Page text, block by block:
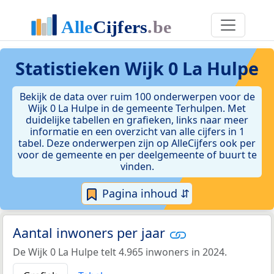
Statistieken Wijk 0 La Hulpe
Bekijk de data over ruim 100 onderwerpen voor de
Wijk 0 La Hulpe in de gemeente Terhulpen. Met
duidelijke tabellen en grafieken, links naar meer
informatie en een overzicht van alle cijfers in 1
tabel. Deze onderwerpen zijn op AlleCijfers ook per
voor de gemeente en per deelgemeente of buurt te
vinden.
Pagina inhoud ⇵
Aantal inwoners per jaar
De Wijk 0 La Hulpe telt 4.965 inwoners in 2024.